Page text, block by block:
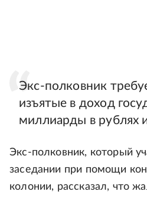
Экс-полковник
изъятые в доход
миллиарды в рублях
Экс-полковник, который
заседании при помощи
колонии, рассказал, что